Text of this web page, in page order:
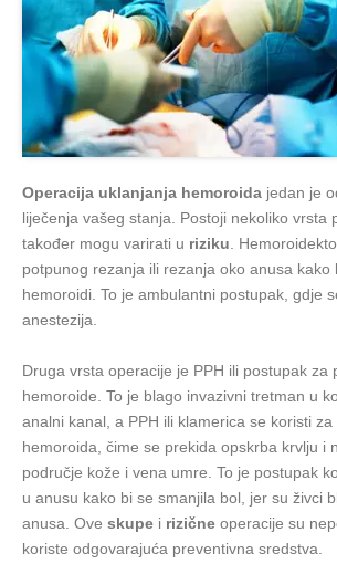
Operacija uklanjanja hemoroida jedan je
liječenja vašeg stanja. Postoji nekoliko vrsta
također mogu varirati u riziku .
potpunog rezanja ili rezanja oko anusa kako
hemoroidi. To je ambulantni postupak, gdje
anestezija.
Druga vrsta operacije je PPH ili postupak za
hemoroide. To je blago invazivni tretman u
analni kanal, a PPH ili klamerica se koristi
hemoroida, čime se prekida opskrba krvlju i
područje kože i vena umre. To je postupak
u anusu kako bi se smanjila bol, jer su živci
anusa. Ove skupe i rizične operacije su
koriste odgovarajuća preventivna sredstva.